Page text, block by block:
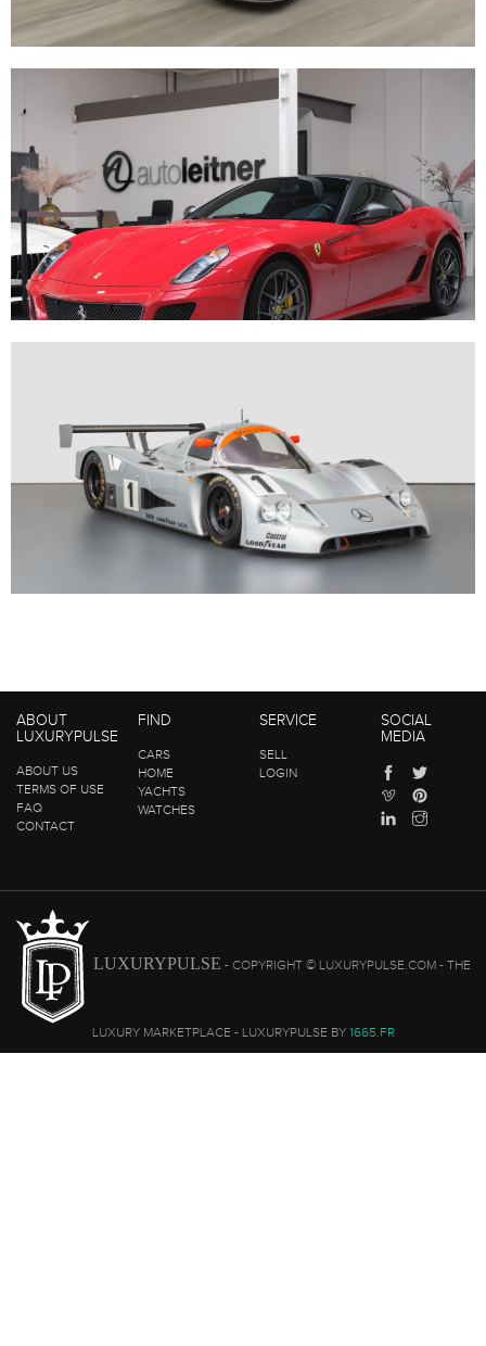
ABOUT
LUXURYPULSE
ABOUT US
TERMS OF USE
FAQ
CONTACT
FIND
CARS
HOME
YACHTS
WATCHES
SERVICE
SELL
LOGIN
SOCIAL
MEDIA
LUXURYPULSE - COPYRIGHT © LUXURYPULSE.COM - THE
LUXURY MARKETPLACE - LUXURYPULSE BY 1665.FR